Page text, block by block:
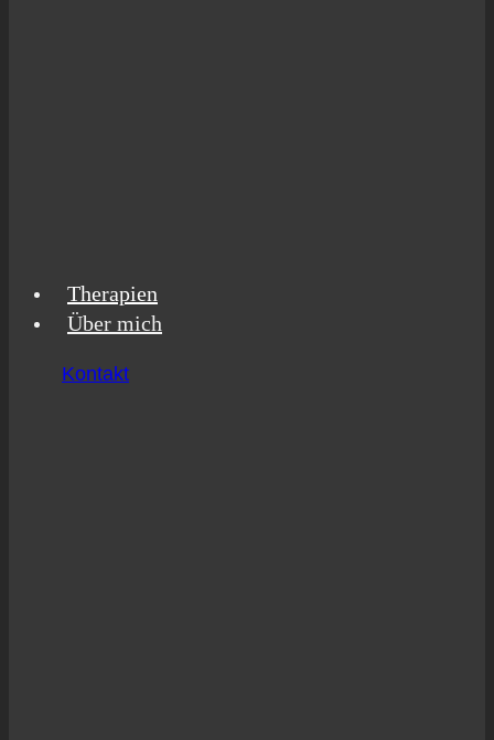
The­ra­pien
Über mich
Kontakt